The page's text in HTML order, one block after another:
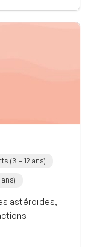
(3 – 12 ans)
astéroïdes,